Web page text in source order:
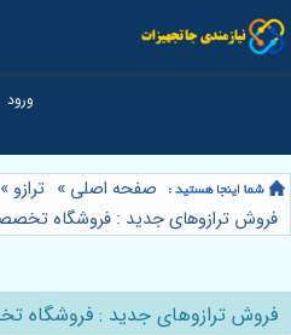
صفحه اصلی » ترازو »
فروش ترازوهای جدید : فروشگاه
فروش ترازوهای جدید : فروشگاه